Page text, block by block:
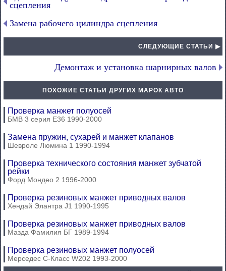
сцепления
Замена рабочего цилиндра сцепления
СЛЕДУЮЩИЕ СТАТЬИ ▶
Демонтаж и установка шарнирных валов
ПОХОЖИЕ СТАТЬИ ДРУГИХ МАРОК АВТО
Проверка манжет полуосей
БМВ 3 серия Е36 1990-2000
Замена пружин, сухарей и манжет клапанов
Шевроле Люмина 1 1990-1994
Проверка технического состояния манжет зубчатой
рейки
Форд Мондео 2 1996-2000
Проверка резиновых манжет приводных валов
Хендай Элантра J1 1990-1995
Проверка резиновых манжет приводных валов
Мазда Фамилия БГ 1989-1994
Проверка резиновых манжет полуосей
Мерседес C-Класс W202 1993-2000